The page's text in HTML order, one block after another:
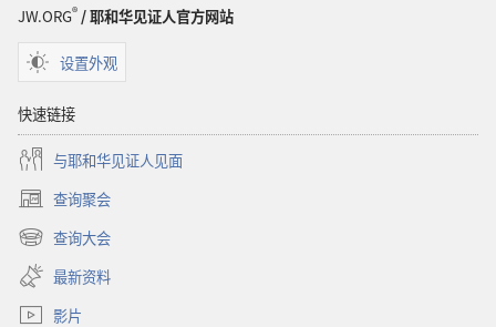
JW.ORG®/ 耶和华见证人官方网站
设置外观
快速链接
与耶和华见证人见面
查询聚会
（打
开
新
窗
口）
查询大会
（打
开
新
窗
最新资料
影片